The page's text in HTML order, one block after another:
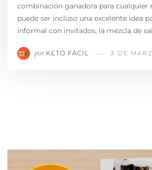
combinación ganadora para cualquier
puede ser incluso una excelente idea
informal con invitados, la mezcla de
por KETO FÁCIL 3 DE